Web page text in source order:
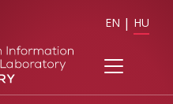
EN HU